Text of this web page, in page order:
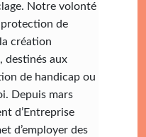
Notre volonté
de
création
destinés aux
de handicap ou
Depuis mars
d’Entreprise
d’employer des